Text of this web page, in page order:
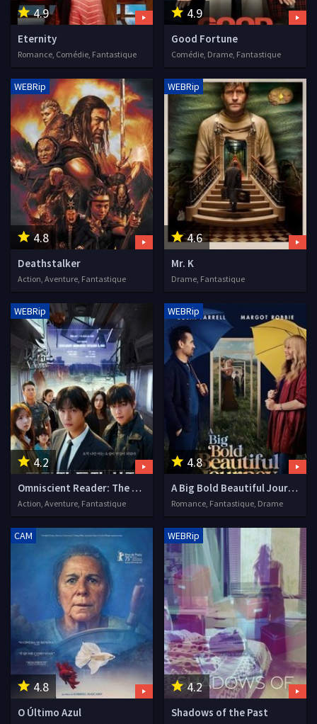
4.9
Eternity
Romance, Comédie, Fantastique
4.9
Good Fortune
Comédie, Drame, Fantastique
4.8
WEBRip
Deathstalker
Action, Aventure, Fantastique
4.6
WEBRip
Mr. K
Drame, Fantastique
4.2
WEBRip
Omniscient Reader: The Prophecy
Action, Aventure, Fantastique
4.8
WEBRip
A Big Bold Beautiful Journey
Romance, Fantastique, Drame
4.8
CAM
O Último Azul
4.2
WEBRip
Shadows of the Past